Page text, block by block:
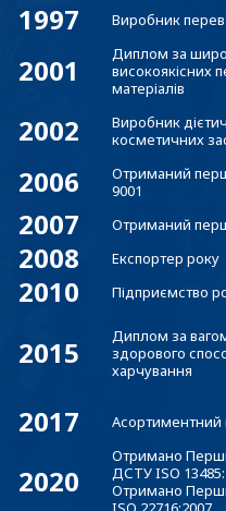
2020
Отримано
ДСТУ ISO
Отримано
2017 Асортиментний
2015
Диплом за
здорового
харчування
2010 Підприємство
2008 Експортер року
1997 Виробник
2001
Диплом за
високоякісних
матеріалів
2002
Виробник
косметичних
2006
Отриманий
9001
2007 Отриманий